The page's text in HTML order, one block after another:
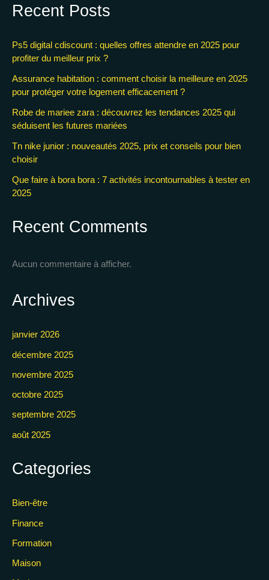
Recent Posts
Ps5 digital cdiscount : quelles offres attendre en 2025 pour
profiter du meilleur prix ?
Assurance habitation : comment choisir la meilleure en 2025
pour protéger votre logement efficacement ?
Robe de mariee zara : découvrez les tendances 2025 qui
séduisent les futures mariées
Tn nike junior : nouveautés 2025, prix et conseils pour bien
choisir
Que faire à bora bora : 7 activités incontournables à tester en
2025
Recent Comments
Aucun commentaire à afficher.
Archives
janvier 2026
décembre 2025
novembre 2025
octobre 2025
septembre 2025
août 2025
Categories
Bien-être
Finance
Formation
Maison